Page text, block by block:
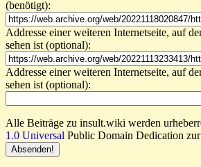
(benötigt):
Addresse einer weiteren Internetseite, auf
sehen ist (optional):
Addresse einer weiteren Internetseite, auf
sehen ist (optional):
Alle Beiträge zu insult.wiki werden
1.0 Universal Public Domain Dedication